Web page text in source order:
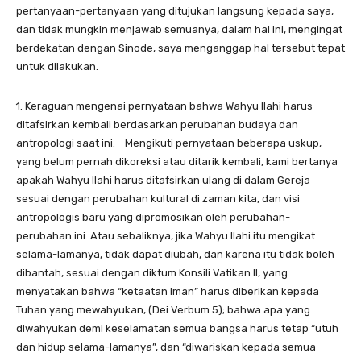
pertanyaan-pertanyaan yang ditujukan langsung kepada saya,
dan tidak mungkin menjawab semuanya, dalam hal ini, mengingat
berdekatan dengan Sinode, saya menganggap hal tersebut tepat
untuk dilakukan.
1. Keraguan mengenai pernyataan bahwa Wahyu Ilahi harus
ditafsirkan kembali berdasarkan perubahan budaya dan
antropologi saat ini. Mengikuti pernyataan beberapa uskup,
yang belum pernah dikoreksi atau ditarik kembali, kami bertanya
apakah Wahyu Ilahi harus ditafsirkan ulang di dalam Gereja
sesuai dengan perubahan kultural di zaman kita, dan visi
antropologis baru yang dipromosikan oleh perubahan-
perubahan ini. Atau sebaliknya, jika Wahyu Ilahi itu mengikat
selama-lamanya, tidak dapat diubah, dan karena itu tidak boleh
dibantah, sesuai dengan diktum Konsili Vatikan II, yang
menyatakan bahwa “ketaatan iman” harus diberikan kepada
Tuhan yang mewahyukan, (Dei Verbum 5); bahwa apa yang
diwahyukan demi keselamatan semua bangsa harus tetap “utuh
dan hidup selama-lamanya”, dan “diwariskan kepada semua